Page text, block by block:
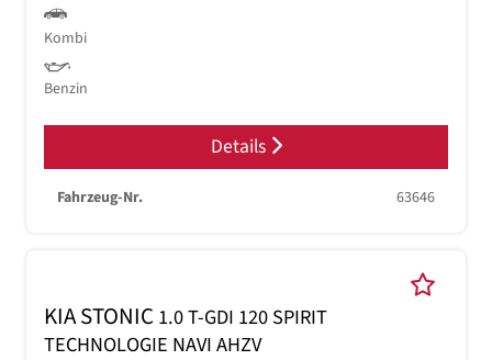
Kombi
Benzin
Details
Fahrzeug-Nr. 63646
KIA STONIC 1.0 T-GDI 120 SPIRIT
TECHNOLOGIE NAVI AHZV